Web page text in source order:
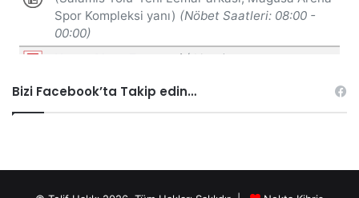
Bizi Facebook’ta Takip edin…